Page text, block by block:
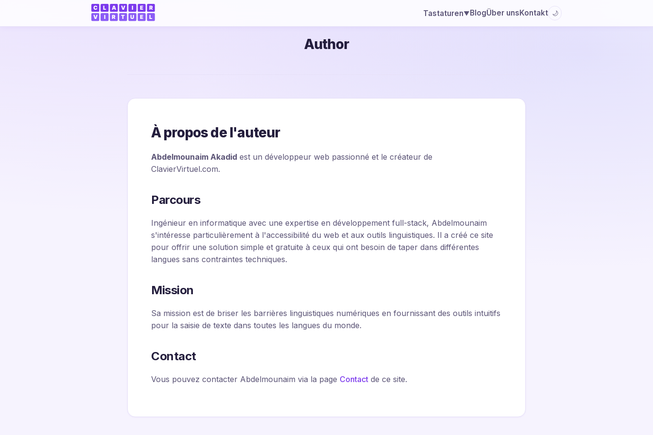
Tastaturen▼BlogÜber unsKontakt 🌙
Author
À propos de l'auteur
Abdelmounaim Akadid est un développeur web passionné et le créateur de
ClavierVirtuel.com.
Parcours
Ingénieur en informatique avec une expertise en développement full-stack, Abdelmounaim
s'intéresse particulièrement à l'accessibilité du web et aux outils linguistiques. Il a créé ce site
pour offrir une solution simple et gratuite à ceux qui ont besoin de taper dans différentes
langues sans contraintes techniques.
Mission
Sa mission est de briser les barrières linguistiques numériques en fournissant des outils intuitifs
pour la saisie de texte dans toutes les langues du monde.
Contact
Vous pouvez contacter Abdelmounaim via la page Contact de ce site.